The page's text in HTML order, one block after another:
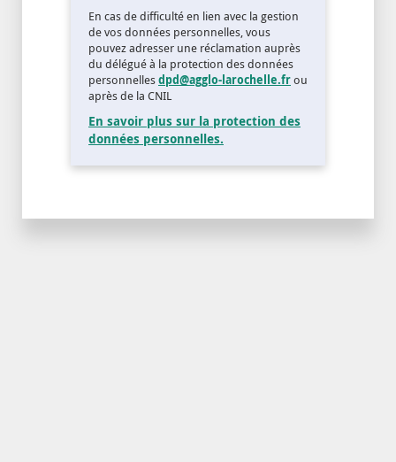
En cas de difficulté en lien avec la gestion
de vos données personnelles, vous
pouvez adresser une réclamation auprès
du délégué à la protection des données
personnellesdpd@agglo-larochelle.frou
après de la CNIL
En savoir plus sur la protection des
données personnelles.